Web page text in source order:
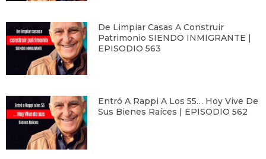
De Limpiar Casas A Construir
Patrimonio SIENDO INMIGRANTE |
EPISODIO 563
Entró A Rappi A Los 55… Hoy Vive De
Sus Bienes Raíces | EPISODIO 562